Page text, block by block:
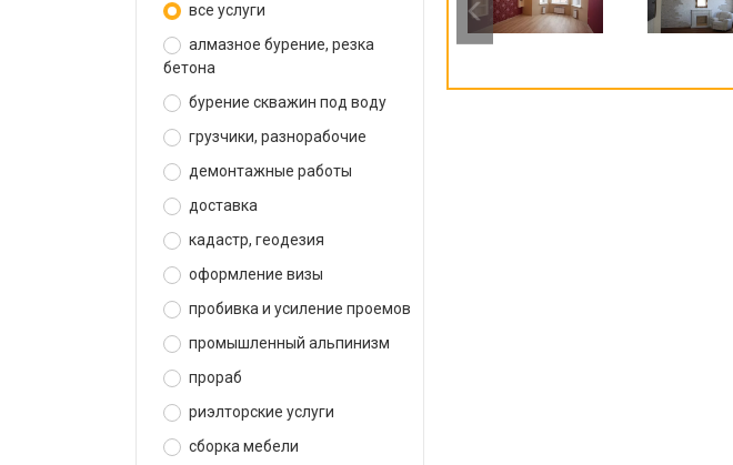
все услуги
алмазное бурение, резка
бетона
бурение скважин под воду
грузчики, разнорабочие
демонтажные работы
доставка
кадастр, геодезия
оформление визы
пробивка и усиление проемов
промышленный альпинизм
прораб
риэлторские услуги
сборка мебели